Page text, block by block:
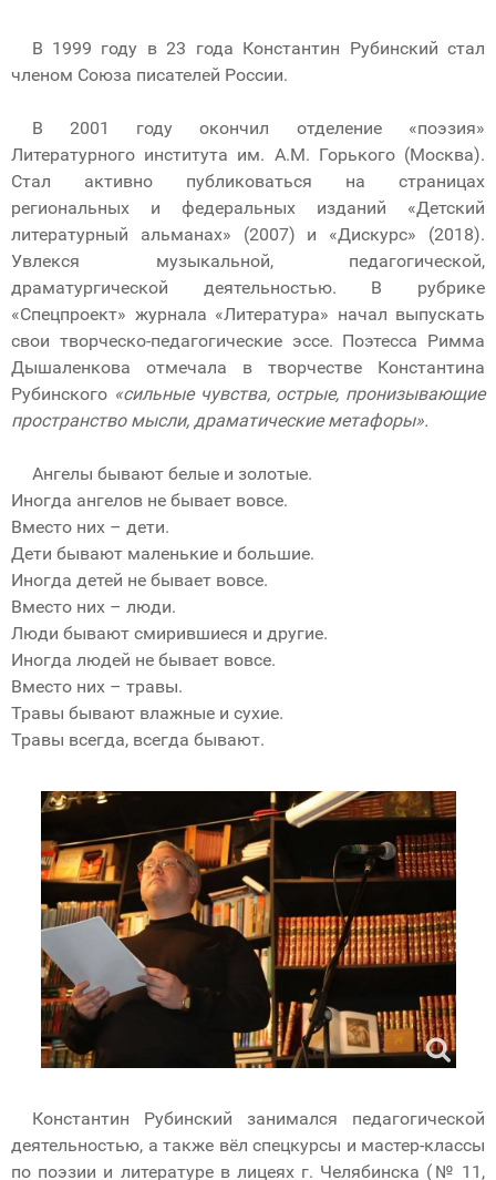
В 1999 году в 23 года Константин Рубинский стал
членом Союза писателей России.
В 2001 году окончил отделение «поэзия»
Литературного института им. А.М. Горького (Москва).
Стал активно публиковаться на страницах
региональных и федеральных изданий «Детский
литературный альманах» (2007) и «Дискурс» (2018).
Увлекся музыкальной, педагогической,
драматургической деятельностью. В рубрике
«Спецпроект» журнала «Литература» начал выпускать
свои творческо-педагогические эссе. Поэтесса Римма
Дышаленкова отмечала в творчестве Константина
Рубинского «сильные чувства, острые, пронизывающие
пространство мысли, драматические метафоры».
Ангелы бывают белые и золотые.
Иногда ангелов не бывает вовсе.
Вместо них – дети.
Дети бывают маленькие и большие.
Иногда детей не бывает вовсе.
Вместо них – люди.
Люди бывают смирившиеся и другие.
Иногда людей не бывает вовсе.
Вместо них – травы.
Травы бывают влажные и сухие.
Травы всегда, всегда бывают.
Константин Рубинский занимался педагогической
деятельностью, а также вёл спецкурсы и мастер-классы
по поэзии и литературе в лицеях г. Челябинска (№ 11,